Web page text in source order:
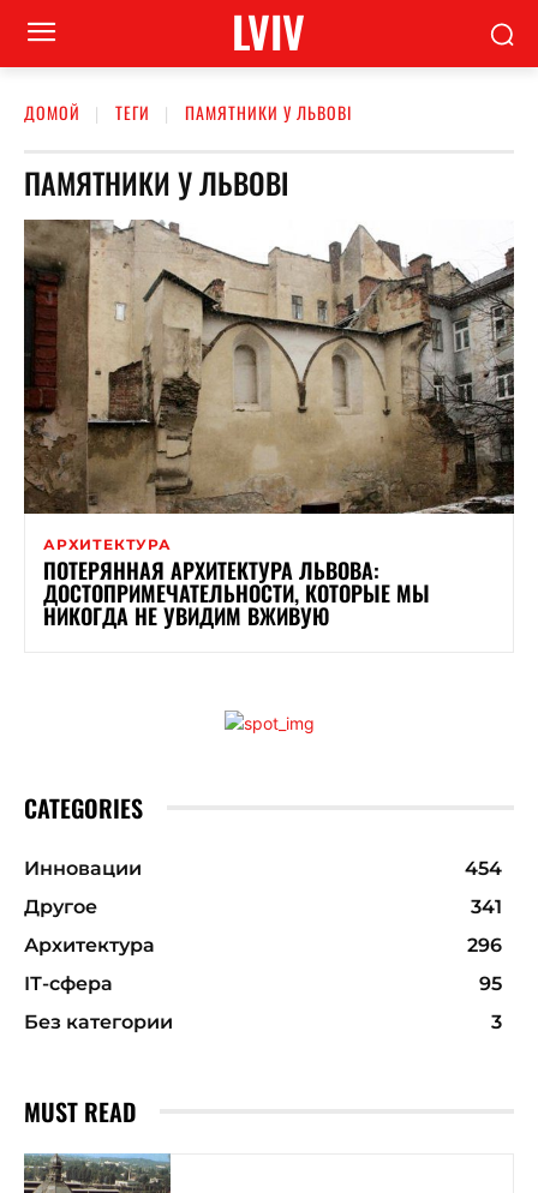
LVIV
ДОМОЙ ТЕГИ ПАМЯТНИКИ У ЛЬВОВІ
ПАМЯТНИКИ У ЛЬВОВІ
АРХИТЕКТУРА
ПОТЕРЯННАЯ АРХИТЕКТУРА ЛЬВОВА:
ДОСТОПРИМЕЧАТЕЛЬНОСТИ, КОТОРЫЕ МЫ
НИКОГДА НЕ УВИДИМ ВЖИВУЮ
CATEGORIES
Инновации
454
Другое
341
Архитектура
296
ІТ-сфера
95
Без категории
3
MUST READ